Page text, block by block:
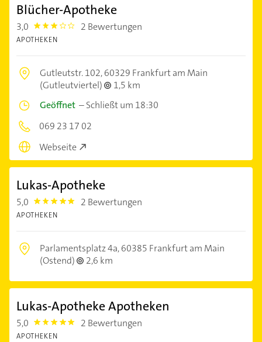
Blücher-Apotheke
3,0 3.0 2 Bewertungen
APOTHEKEN
Gutleutstr. 102,60329 Frankfurt am Main
(Gutleutviertel)
1,5 km
Geöffnet –Schließt um 18:30
069 23 17 02
Webseite
Lukas-Apotheke
5,0 5.0 2 Bewertungen
APOTHEKEN
Parlamentsplatz 4a,60385 Frankfurt am Main
(Ostend)
2,6 km
Lukas-Apotheke Apotheken
5,0 5.0 2 Bewertungen
APOTHEKEN